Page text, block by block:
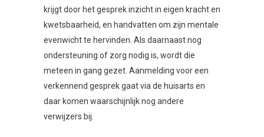
krijgt door het gesprek inzicht in eigen kracht en
kwetsbaarheid, en handvatten om zijn mentale
evenwicht te hervinden. Als daarnaast nog
ondersteuning of zorg nodig is, wordt die
meteen in gang gezet. Aanmelding voor een
verkennend gesprek gaat via de huisarts en
daar komen waarschijnlijk nog andere
verwijzers bij.